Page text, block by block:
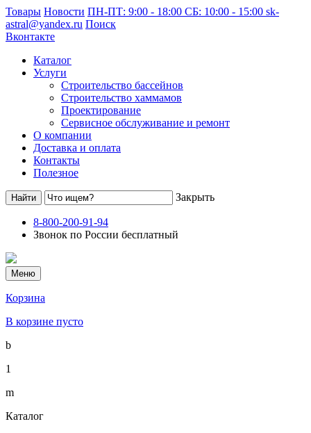
Товары Новости ПН-ПТ: 9:00 - 18:00 СБ: 10:00 - 15:00 sk-
astral@yandex.ru Поиск
Вконтакте
Каталог
Услуги
Строительство бассейнов
Строительство хаммамов
Проектирование
Сервисное обслуживание и ремонт
О компании
Доставка и оплата
Контакты
Полезное
Закрыть
8-800-200-91-94
Звонок по России бесплатный
Меню
Корзина
В корзине пусто
b
1
m
Каталог